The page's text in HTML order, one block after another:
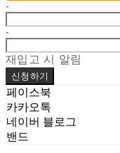
-
-
재입고 시 알림
신청하기
페이스북
카카오톡
네이버 블로그
밴드